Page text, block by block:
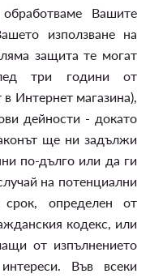
Вашите
използване на
защита те могат
три години от
Интернет магазина),
дейности - докато
ще ни задължи
по-дълго или да ги
на потенциални
срок, определен от
кодекс, или
от изпълнението
Във всеки